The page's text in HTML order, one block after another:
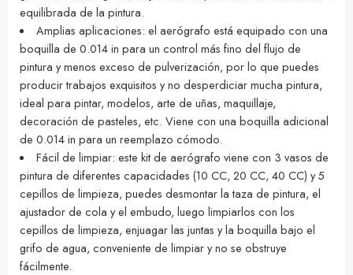
equilibrada de la pintura.
Amplias aplicaciones: el aerógrafo está equipado con una
boquilla de 0.014 in para un control más fino del flujo de
pintura y menos exceso de pulverización, por lo que puedes
producir trabajos exquisitos y no desperdiciar mucha pintura,
ideal para pintar, modelos, arte de uñas, maquillaje,
decoración de pasteles, etc. Viene con una boquilla adicional
de 0.014 in para un reemplazo cómodo.
Fácil de limpiar: este kit de aerógrafo viene con 3 vasos de
pintura de diferentes capacidades (10 CC, 20 CC, 40 CC) y 5
cepillos de limpieza, puedes desmontar la taza de pintura, el
ajustador de cola y el embudo, luego limpiarlos con los
cepillos de limpieza, enjuagar las juntas y la boquilla bajo el
grifo de agua, conveniente de limpiar y no se obstruye
fácilmente.